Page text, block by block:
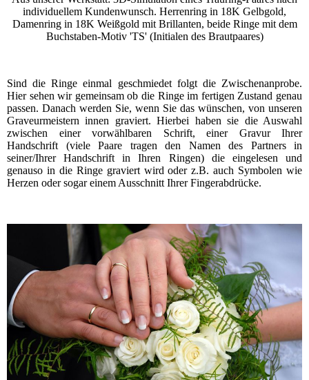
individuellem Kundenwunsch. Herrenring in 18K Gelbgold,
Damenring in 18K Weißgold mit Brillanten, beide Ringe mit dem
Buchstaben-Motiv 'TS' (Initialen des Brautpaares)
Sind die Ringe einmal geschmiedet folgt die Zwischenanprobe.
Hier sehen wir gemeinsam ob die Ringe im fertigen Zustand genau
passen. Danach werden Sie, wenn Sie das wünschen, von unseren
Graveurmeistern innen graviert. Hierbei haben sie die Auswahl
zwischen einer vorwählbaren Schrift, einer Gravur Ihrer
Handschrift (viele Paare tragen den Namen des Partners in
seiner/Ihrer Handschrift in Ihren Ringen) die eingelesen und
genauso in die Ringe graviert wird oder z.B. auch Symbolen wie
Herzen oder sogar einem Ausschnitt Ihrer Fingerabdrücke.